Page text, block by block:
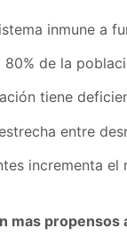
inmune a
80% de la
tiene
entre
incrementa
mas